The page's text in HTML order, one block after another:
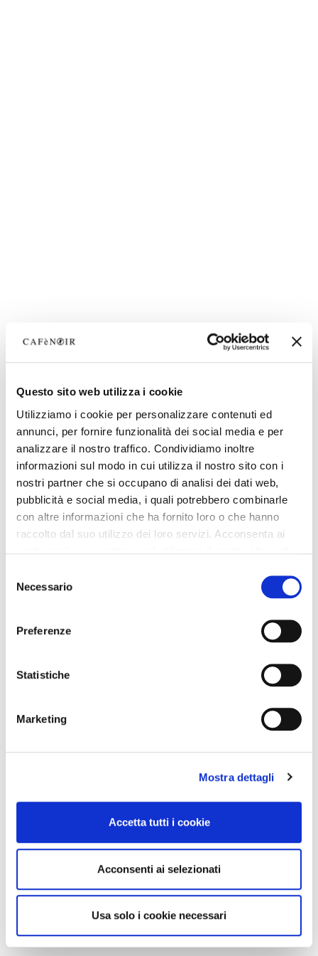
Questo sito web utilizza i cookie
Utilizziamo i cookie per personalizzare contenuti ed
annunci, per fornire funzionalità dei social media e per
analizzare il nostro traffico. Condividiamo inoltre
informazioni sul modo in cui utilizza il nostro sito con i
nostri partner che si occupano di analisi dei dati web,
pubblicità e social media, i quali potrebbero combinarle
con altre informazioni che ha fornito loro o che hanno
raccolto dal suo utilizzo dei loro servizi. Acconsenta ai
delNecessario
Preferenze
Statistiche
Marketing
Mostra dettagli
Accetta tutti i cookie
Acconsenti ai selezionati
Usa solo i cookie necessari